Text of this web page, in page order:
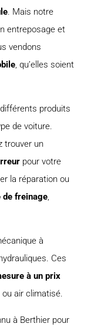
. Mais notre
entreposage et
vendons
, qu’elles soient
produits
de voiture.
trouver un
pour votre
la réparation ou
de freinage,
à
Ces
à un prix
air climatisé.
à Berthier pour